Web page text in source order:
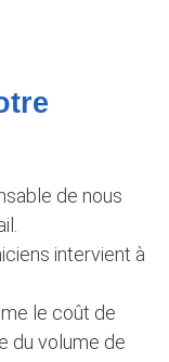
de nous
intervient à
le coût de
du volume de